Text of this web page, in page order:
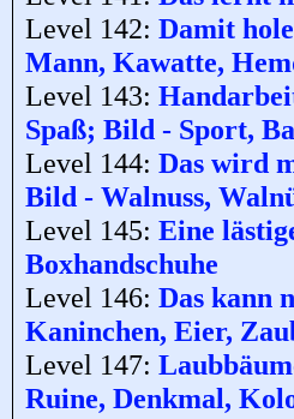
Level 142: Damit
Mann, Kawatte,
Level 143:
Spaß; Bild - Sport,
Level 144: Das wird
Bild - Walnuss,
Level 145: Eine
Boxhandschuhe
Level 146: Das kann
Kaninchen, Eier,
Level 147:
Ruine, Denkmal,